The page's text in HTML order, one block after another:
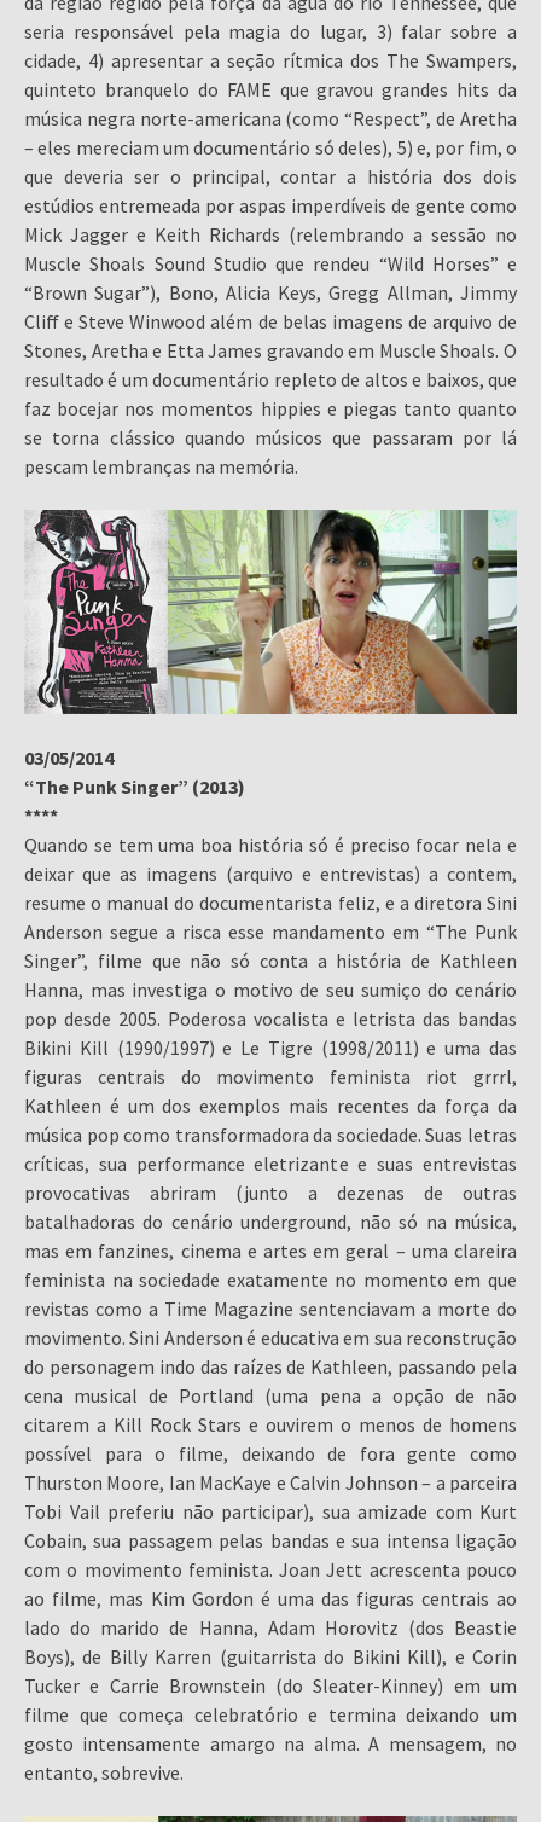
seria responsável pela magia do lugar, 3) falar sobre a
cidade, 4) apresentar a seção rítmica dos The Swampers,
quinteto branquelo do FAME que gravou grandes hits da
música negra norte-americana (como “Respect”, de Aretha
– eles mereciam um documentário só deles), 5) e, por fim, o
que deveria ser o principal, contar a história dos dois
estúdios entremeada por aspas imperdíveis de gente como
Mick Jagger e Keith Richards (relembrando a sessão no
Muscle Shoals Sound Studio que rendeu “Wild Horses” e
“Brown Sugar”), Bono, Alicia Keys, Gregg Allman, Jimmy
Cliff e Steve Winwood além de belas imagens de arquivo de
Stones, Aretha e Etta James gravando em Muscle Shoals. O
resultado é um documentário repleto de altos e baixos, que
faz bocejar nos momentos hippies e piegas tanto quanto
se torna clássico quando músicos que passaram por lá
pescam lembranças na memória.
03/05/2014
“The Punk Singer” (2013)
****
Quando se tem uma boa história só é preciso focar nela e
deixar que as imagens (arquivo e entrevistas) a contem,
resume o manual do documentarista feliz, e a diretora Sini
Anderson segue a risca esse mandamento em “The Punk
Singer”, filme que não só conta a história de Kathleen
Hanna, mas investiga o motivo de seu sumiço do cenário
pop desde 2005. Poderosa vocalista e letrista das bandas
Bikini Kill (1990/1997) e Le Tigre (1998/2011) e uma das
figuras centrais do movimento feminista riot grrrl,
Kathleen é um dos exemplos mais recentes da força da
música pop como transformadora da sociedade. Suas letras
críticas, sua performance eletrizante e suas entrevistas
provocativas abriram (junto a dezenas de outras
batalhadoras do cenário underground, não só na música,
mas em fanzines, cinema e artes em geral – uma clareira
feminista na sociedade exatamente no momento em que
revistas como a Time Magazine sentenciavam a morte do
movimento. Sini Anderson é educativa em sua reconstrução
do personagem indo das raízes de Kathleen, passando pela
cena musical de Portland (uma pena a opção de não
citarem a Kill Rock Stars e ouvirem o menos de homens
possível para o filme, deixando de fora gente como
Thurston Moore, Ian MacKaye e Calvin Johnson – a parceira
Tobi Vail preferiu não participar), sua amizade com Kurt
Cobain, sua passagem pelas bandas e sua intensa ligação
com o movimento feminista. Joan Jett acrescenta pouco
ao filme, mas Kim Gordon é uma das figuras centrais ao
lado do marido de Hanna, Adam Horovitz (dos Beastie
Boys), de Billy Karren (guitarrista do Bikini Kill), e Corin
Tucker e Carrie Brownstein (do Sleater-Kinney) em um
filme que começa celebratório e termina deixando um
gosto intensamente amargo na alma. A mensagem, no
entanto, sobrevive.